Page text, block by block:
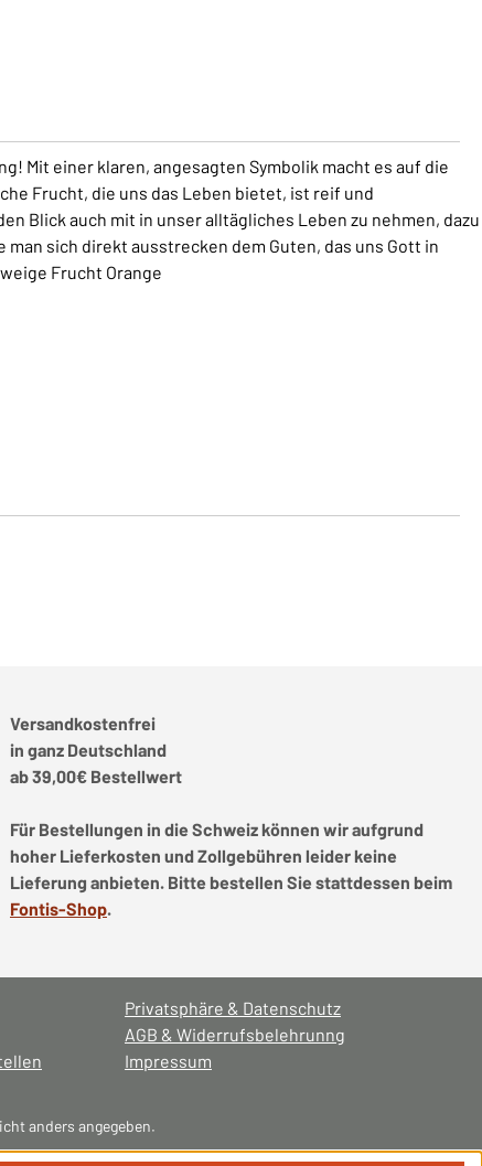
Mit einer klaren, angesagten Symbolik macht es auf die
Frucht, die uns das Leben bietet, ist reif und
Blick auch mit in unser alltägliches Leben zu nehmen, dazu
sich direkt ausstrecken dem Guten, das uns Gott in
Frucht Orange
Versandkostenfrei
in ganz Deutschland
ab 39,00€ Bestellwert
Für Bestellungen in die Schweiz können wir aufgrund
hoher Lieferkosten und Zollgebühren leider keine
Lieferung anbieten. Bitte bestellen Sie stattdessen beim
Fontis-Shop.
Privatsphäre & Datenschutz
AGB & Widerrufsbelehrunng
Impressum
anders angegeben.